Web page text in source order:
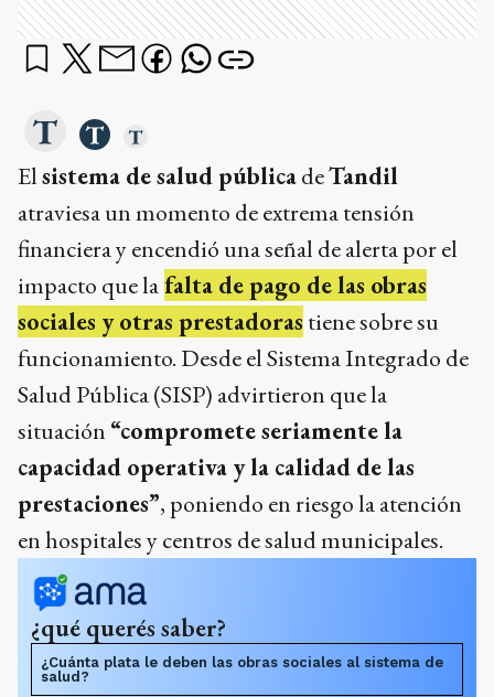
Elsistema de salud públicadeTandil
atraviesa un momento de extrema tensión
financiera y encendió una señal de alerta por el
impacto que lafalta de pago de las obras
sociales y otras prestadoras tiene sobre su
funcionamiento. Desde el Sistema Integrado de
Salud Pública (SISP) advirtieron que la
situación “compromete seriamente la
capacidad operativa y la calidad de las
prestaciones”, poniendo en riesgo la atención
en hospitales y centros de salud municipales.
¿qué querés saber?
¿Cuánta plata le deben las obras sociales al sistema de
salud?